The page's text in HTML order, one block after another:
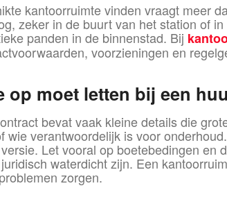
kantoorruimte vinden vraagt meer
zeker in de buurt van het station of
panden in de binnenstad. Bij
voorzieningen en
op moet letten bij een
bevat vaak kleine details die
wie verantwoordelijk is voor
Let vooral op boetebedingen en
waterdicht zijn. Een
zorgen.